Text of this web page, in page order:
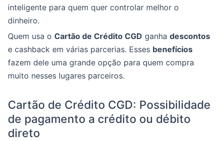
inteligente para quem quer controlar melhor o
dinheiro.
Quem usa o Cartão de Crédito CGD ganha descontos
e cashback em várias parcerias. Esses benefícios
fazem dele uma grande opção para quem compra
muito nesses lugares parceiros.
Cartão de Crédito CGD: Possibilidade
de pagamento a crédito ou débito
direto